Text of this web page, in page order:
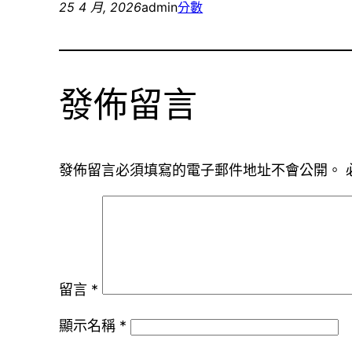
25 4 月, 2026admin分數
發佈留言
發佈留言必須填寫的電子郵件地址不會公開。
留言 *
顯示名稱 *